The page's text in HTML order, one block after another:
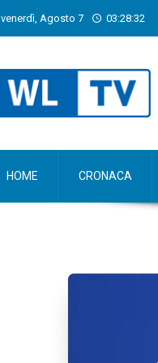
venerdì, Agosto 7 03:28:33
HOME CRONACA